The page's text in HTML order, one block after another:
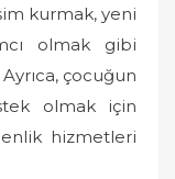
kurmak, yeni
olmak gibi
çocuğun
olmak için
hizmetleri